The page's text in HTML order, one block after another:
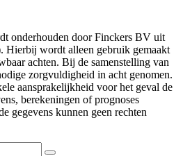
onderhouden door Finckers BV uit
Hierbij wordt alleen gebruik gemaakt
achten. Bij de samenstelling van
zorgvuldigheid in acht genomen.
aansprakelijkheid voor het geval de
berekeningen of prognoses
gegevens kunnen geen rechten